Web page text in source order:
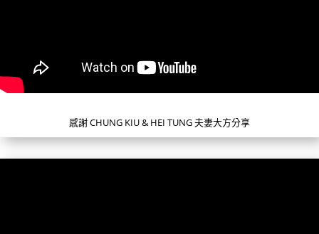
感謝 CHUNG KIU & HEI TUNG 夫妻大方分享